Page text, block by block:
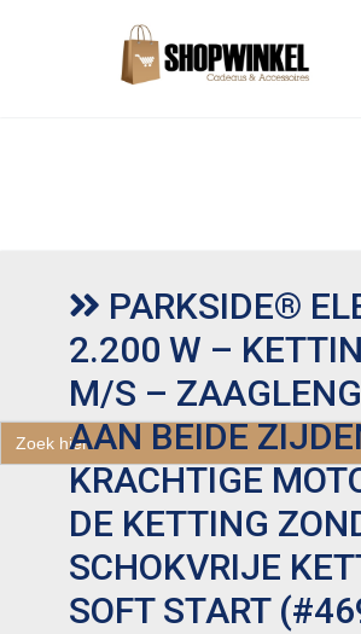
Zoek
naar:
PARKSIDE®
2.200 W –
M/S –
AAN BEIDE
KRACHTIGE
DE KETTING
SCHOKVRIJE
SOFT START